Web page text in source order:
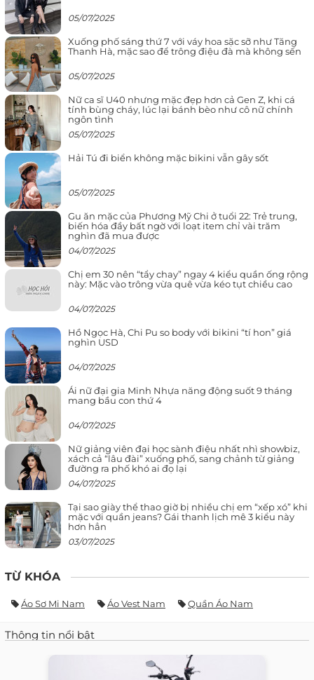
05/07/2025
Xuống phố sáng thứ 7 với váy hoa sặc sỡ như Tăng
Thanh Hà, mặc sao để trông điệu đà mà không sến
05/07/2025
Nữ ca sĩ U40 nhưng mặc đẹp hơn cả Gen Z, khi cá
tính bùng cháy, lúc lại bánh bèo như cô nữ chính
ngôn tình
05/07/2025
Hải Tú đi biển không mặc bikini vẫn gây sốt
05/07/2025
Gu ăn mặc của Phương Mỹ Chi ở tuổi 22: Trẻ trung,
biến hóa đầy bất ngờ với loạt item chỉ vài trăm
nghìn đã mua được
04/07/2025
Chị em 30 nên “tẩy chay” ngay 4 kiểu quần ống rộng
này: Mặc vào trông vừa quê vừa kéo tụt chiều cao
04/07/2025
Hồ Ngọc Hà, Chi Pu so body với bikini “tí hon” giá
nghìn USD
04/07/2025
Ái nữ đại gia Minh Nhựa năng động suốt 9 tháng
mang bầu con thứ 4
04/07/2025
Nữ giảng viên đại học sành điệu nhất nhì showbiz,
xách cả “lâu đài” xuống phố, sang chảnh từ giảng
đường ra phố khó ai đọ lại
04/07/2025
Tại sao giày thể thao giờ bị nhiều chị em “xếp xó” khi
mặc với quần jeans? Gái thanh lịch mê 3 kiểu này
hơn hẳn
03/07/2025
TỪ KHÓA
Áo Sơ Mi Nam Áo Vest Nam Quần Áo Nam
Thông tin nổi bật